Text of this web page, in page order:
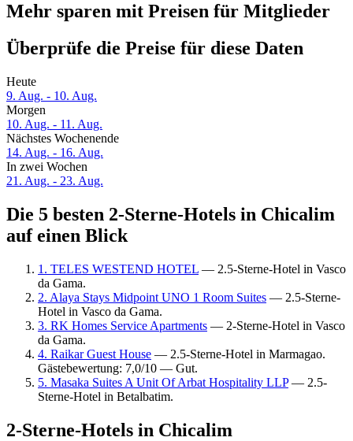
Mehr sparen mit Preisen für Mitglieder
Überprüfe die Preise für diese Daten
Heute
9. Aug. - 10. Aug.
Morgen
10. Aug. - 11. Aug.
Nächstes Wochenende
14. Aug. - 16. Aug.
In zwei Wochen
21. Aug. - 23. Aug.
Die 5 besten 2-Sterne-Hotels in Chicalim
auf einen Blick
1. TELES WESTEND HOTEL — 2.5-Sterne-Hotel in Vasco
da Gama.
2. Alaya Stays Midpoint UNO 1 Room Suites — 2.5-Sterne-
Hotel in Vasco da Gama.
3. RK Homes Service Apartments — 2-Sterne-Hotel in Vasco
da Gama.
4. Raikar Guest House — 2.5-Sterne-Hotel in Marmagao.
Gästebewertung: 7,0/10 — Gut.
5. Masaka Suites A Unit Of Arbat Hospitality LLP— 2.5-
Sterne-Hotel in Betalbatim.
2-Sterne-Hotels in Chicalim